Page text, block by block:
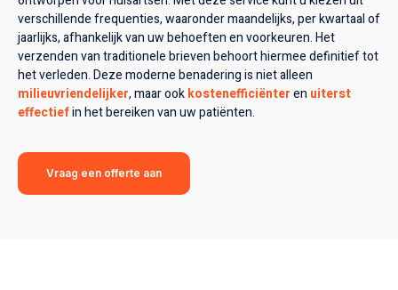
verschillende frequenties, waaronder maandelijks, per kwartaal of
jaarlijks, afhankelijk van uw behoeften en voorkeuren. Het
verzenden van traditionele brieven behoort hiermee definitief tot
het verleden. Deze moderne benadering is niet alleen
milieuvriendelijker, maar ookkostenefficiënteren uiterst
effectiefin het bereiken van uw patiënten.
Vraag een offerte aan